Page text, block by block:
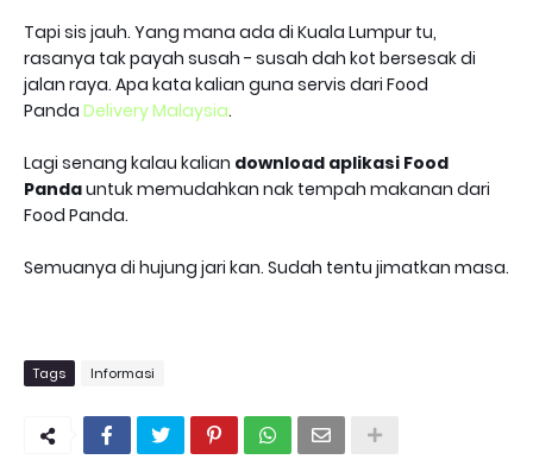
Tapi sis jauh. Yang mana ada di Kuala Lumpur tu,
rasanya tak payah susah - susah dah kot bersesak di
jalan raya. Apa kata kalian guna servis dari Food
Panda Delivery Malaysia.
Lagi senang kalau kalian download aplikasi Food
Pandauntuk memudahkan nak tempah makanan dari
Food Panda.
Semuanya di hujung jari kan. Sudah tentu jimatkan masa.
Tags Informasi